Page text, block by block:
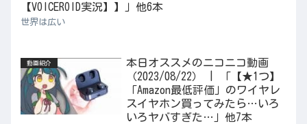
【VOICEROID実況】】」他6本
世界は広い
動画紹介
本日オススメのニコニコ動画
（2023/08/22） | 「【★1つ】
「Amazon最低評価」のワイヤレ
スイヤホン買ってみたら…いろ
いろヤバすぎた…」他7本